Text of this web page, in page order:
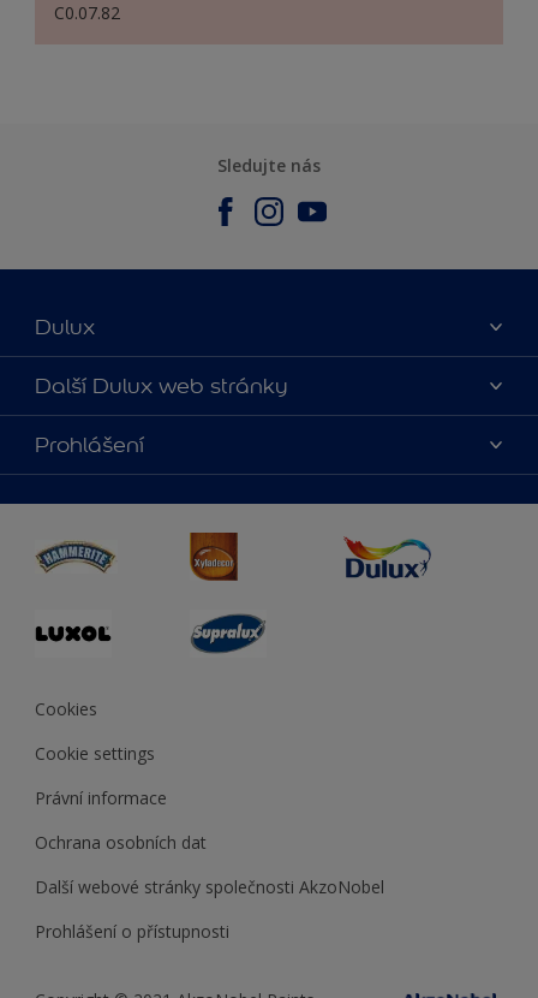
C0.07.82
Sledujte nás
Dulux
O nás
Kontaktujte nás
Najít obchod
Další Dulux web stránky
duluxmalir.cz
duluxmaliar.sk
duluxprodejnabarev.cz
duluxpredajnafarieb.sk
Prohlášení
Cookies
Cookie settings
Právní informace
Ochrana osobních dat
Další webové stránky společnosti AkzoNobel
Prohlášení o přístupnosti